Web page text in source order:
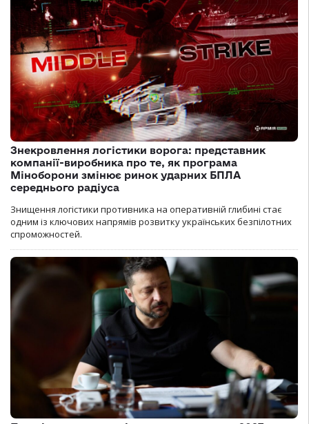
Знекровлення логістики ворога: представник
компанії-виробника про те, як програма
Міноборони змінює ринок ударних БПЛА
середнього радіуса
Знищення логістики противника на оперативній глибині стає
одним із ключових напрямів розвитку українських безпілотних
спроможностей.